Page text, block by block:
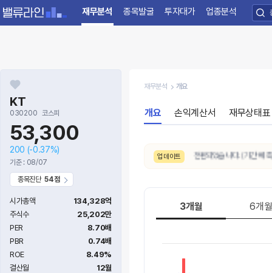
재무분석 종목발굴 투자대가 업종분석
KT
030200 코스피
53,300
200 (-0.37%)
기준 : 08/07
종목진단54점
시가총액
134,328억
주식수
25,202만
PER
8.70배
PBR
0.74배
ROE
8.49%
결산월
12월
재무분석 개요
개요 손익계산서 재무상태표
업데이트
8/7. 10일간 AI 주가예측 추세가 하락 으로 전환되었습니다. (기간 예측상
3개월 6개월